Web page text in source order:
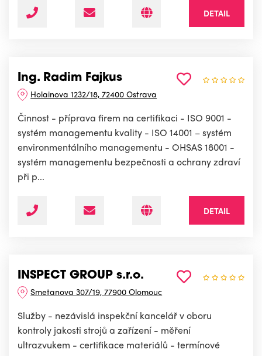
DETAIL
Ing. Radim Fajkus
Holainova 1232/18, 72400 Ostrava
Činnost - příprava firem na certifikaci - ISO 9001 -
systém managementu kvality - ISO 14001 – systém
environmentálního managementu - OHSAS 18001 -
systém managementu bezpečnosti a ochrany zdraví
při p...
DETAIL
INSPECT GROUP s.r.o.
Smetanova 307/19, 77900 Olomouc
Služby - nezávislá inspekční kancelář v oboru
kontroly jakosti strojů a zařízení - měření
ultrazvukem - certifikace materiálů - termínové